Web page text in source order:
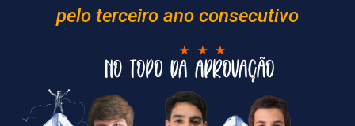
pelo terceiro ano consecutivo